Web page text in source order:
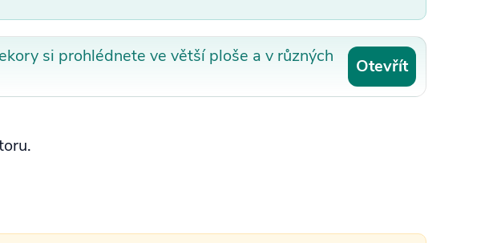
si prohlédnete ve větší ploše a v různých
Otevřít